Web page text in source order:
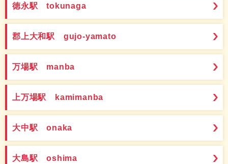
徳永駅 tokunaga
郡上大和駅 gujo-yamato
万場駅 manba
上万場駅 kamimanba
大中駅 onaka
大島駅 oshima